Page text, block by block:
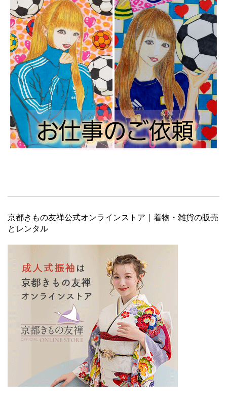
京都きもの友禅公式オンラインストア｜着物・雑貨の販売
とレンタル